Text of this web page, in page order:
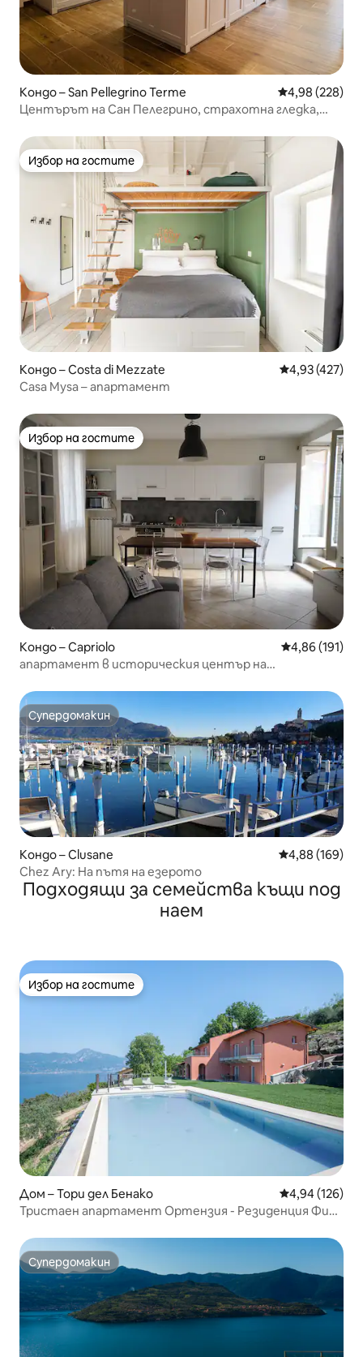
Кондо – San Pellegrino Terme Средна
4,98 (228)
Центърът на Сан Пелегрино, страхотна гледка,
Избор на гостите
Избор на гостите
Кондо – Costa di Mezzate Средна
4,93 (427)
Casa Mysa – апартамент
Избор на гостите
Избор на гостите
Кондо – Capriolo Средна
4,86 (191)
апартамент в историческия център на
Супердомакин
Супердомакин
Кондо – Clusane Средна
4,88 (169)
Chez Ary: На пътя на езерото
Подходящи за семейства къщи под
наем
Избор на гостите
Избор на гостите
Дом – Тори дел Бенако Средна
4,94 (126)
Тристаен апартамент Ортензия - Резиденция Фиор
Супердомакин
Супердомакин